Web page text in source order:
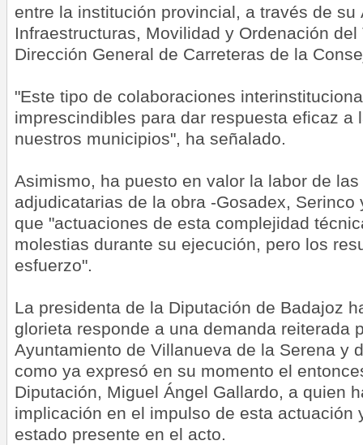
entre la institución provincial, a través de su
Infraestructuras, Movilidad y Ordenación del
Dirección General de Carreteras de la
"Este tipo de colaboraciones
imprescindibles para dar respuesta eficaz a
nuestros municipios", ha señalado.
Asimismo, ha puesto en valor la labor de
adjudicatarias de la obra -Gosadex, Serinco
que "actuaciones de esta complejidad
molestias durante su ejecución, pero los
esfuerzo".
La presidenta de la Diputación de Badajoz
glorieta responde a una demanda reiterada
Ayuntamiento de Villanueva de la Serena y
como ya expresó en su momento el
Diputación, Miguel Ángel Gallardo, a quien
implicación en el impulso de esta actuación
estado presente en el acto.